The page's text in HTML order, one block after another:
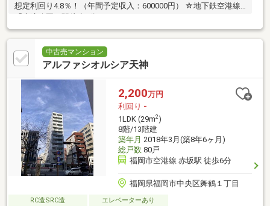
想定利回り4.8％！（年間予定収入：600000円） ☆地下鉄空港線
「大濠公園」駅徒歩5分
中古売マンション
アルファシオルシア天神
2,200万円
利回り -
1LDK (29m2)
8階/13階建
築年月 2018年3月(築8年6ヶ月)
総戸数80戸
福岡市空港線 赤坂駅 徒歩6分
福岡県福岡市中央区舞鶴１丁目
RC造SRC造 エレベーターあり